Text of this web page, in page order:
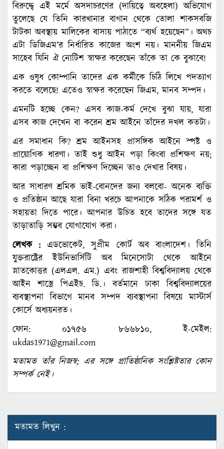
বিরুদ্দ্বে এই মর্মে অসদাচরণের (দায়িত্বে অবহেলা) অভিযোগ
তুলেছে যে তিনি কারখানার বাগান থেকে তোলা শাকসবজি
টাটকা অবস্থায় মালিকের বাসায় পাঠাতে “ব্যর্থ হয়েছেন”। অথচ
এটা ডিজিএম’র নির্ধারিত কাজের অংশ নয়। মাননীয় জিএম
সাহেব যিনি ঐ নোটিশ স্বাক্ষর করেছেন তাঁকে তা কে বুঝাবে!
এক ওষুধ কোম্পানি তাদের এক কর্মীকে চিঠি লিখে পদত্যাগ
করতে বলেছে! এতেও স্বাক্ষর করেছেন জিএম, মানব সম্পদ।
এমনটি হচ্ছে কেন? এসব কাজ-কর্ম দেখে বুঝা যায়, যারা
এসব কাজ দেখেন বা করেন শ্রম আইনে তাঁদের দখল কতটা।
এর সমাধান কি? শ্রম আইনসহ প্রাসঙ্গিক আইনে স্পষ্ট ও
প্রায়োগিক ধারণা। তাই শুধু আইন পড়া কিংবা প্রশিক্ষণ নয়;
কারা পড়াচ্ছেন বা প্রশিক্ষণ দিচ্ছেন তাও দেখার বিষয়।
আর সাধারণ শ্রমিক ভাই-বোনদের জন্য বলবো- অনেক ব্যক্তি
ও প্রতিষ্ঠান আছে যারা বিনা খরচে আপনাকে সঠিক পরামর্শ ও
সহায়তা দিতে পারে। আপনার উচিত হবে তাদের সঙ্গে যত
তাড়াতাড়ি সম্ভব যোগাযোগ করা।
লেখক : এডভোকেট, সুপ্রীম কোর্ট অব বাংলাদেশ। তিনি
যুক্তরাষ্ট্রের ইউনিভার্সিটি অব মিনেসোটা থেকে আইনে
স্নাতকোত্তর (এলএল. এম.) এবং রাজশাহী বিশ্ববিদ্যালয় থেকে
আইন শাস্ত্রে পিএইচ. ডি.। বর্তমানে ঢাকা বিশ্ববিদ্যালয়ের
ব্যবস্থাপনা বিভাগে মানব সম্পদ ব্যবস্থাপনা বিষয়ে মাস্টার্স
কোর্সে অধ্যয়নরত।
ফোন: ০১৭৫৬ ৮৬৬৮১০, ই-মেইল:
ukdas1971@gmail.com
মতামত তাঁর নিজস্ব; এর সঙ্গে প্রাতিষ্ঠানিক সংশ্লিষ্টতার কোন
সম্পর্ক নেই।
মতামত লিখুন :